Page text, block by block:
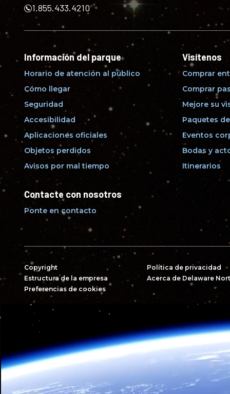
1.855.433.4210
Información del parque
Horario de atención al público
Cómo llegar
Seguridad
Accesibilidad
Aplicaciones oficiales
Objetos perdidos
Avisos por mal tiempo
Visítenos
Comprar
Comprar
Mejore su
Paquetes
Eventos
Bodas y
Itinerarios
Contacte con nosotros
Ponte en contacto
Copyright
Política de privacidad
Estructura de la empresa
Acerca de Delaware
Preferencias de cookies